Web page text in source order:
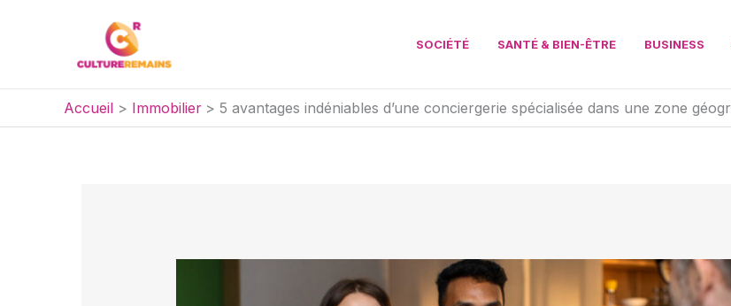
SOCIÉTÉ SANTÉ & BIEN-ÊTRE BUSINESS
Accueil Immobilier 5 avantages indéniables d’une conciergerie spécialisée dans une zone